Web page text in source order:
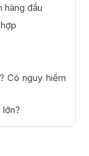
hàng đầu
Có nguy hiểm